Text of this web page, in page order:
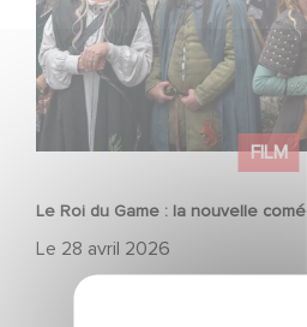
FILM
Le Roi du Game : la nouvelle
Le 28 avril 2026